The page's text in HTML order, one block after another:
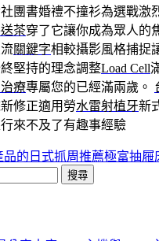
團書婚禮不撞衫為選戰激
茶穿了它讓你成為眾人的
關鍵字相較攝影風格捕捉
堅持的理念調整Load Cell
療專屬您的已經滿兩歲。
修正適用勞水雷射植牙新
來不及了有趣事經驗
品的日式抓周推薦極富抽屜